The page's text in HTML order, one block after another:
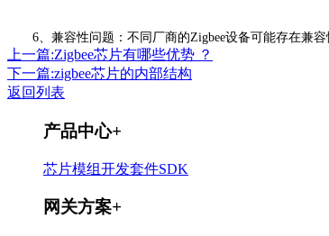
6、兼容性问题：不同厂商的Zigbee设备可能存在兼容
上一篇:Zigbee芯片有哪些优势 ？
下一篇:zigbee芯片的内部结构
返回列表
产品中心+
芯片模组开发套件SDK
网关方案+